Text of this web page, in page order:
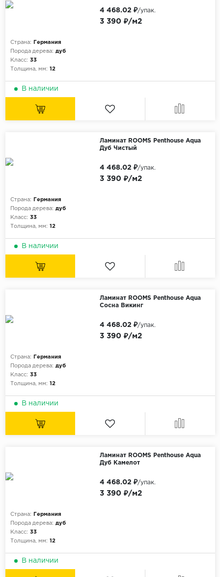
Страна:
Германия
Порода дерева: дуб
Класс: 33
Толщина, мм: 12
3 390 ₽/м2
4 468.02 ₽/упак.
В наличии
Ламинат ROOMS Penthouse Aqua
Дуб Чистый
Страна:
Германия
Порода дерева: дуб
Класс: 33
Толщина, мм: 12
3 390 ₽/м2
4 468.02 ₽/упак.
В наличии
Ламинат ROOMS Penthouse Aqua
Сосна Викинг
Страна:
Германия
Порода дерева: дуб
Класс: 33
Толщина, мм: 12
3 390 ₽/м2
4 468.02 ₽/упак.
В наличии
Ламинат ROOMS Penthouse Aqua
Дуб Камелот
Страна:
Германия
Порода дерева: дуб
Класс: 33
Толщина, мм: 12
3 390 ₽/м2
4 468.02 ₽/упак.
В наличии